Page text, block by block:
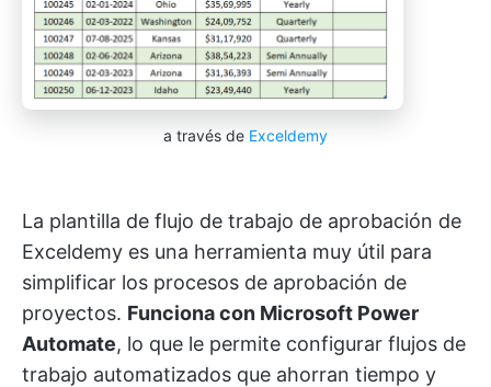
a través de Exceldemy
La plantilla de flujo de trabajo de aprobación de
Exceldemy es una herramienta muy útil para
simplificar los procesos de aprobación de
proyectos. Funciona con Microsoft Power
Automate, lo que le permite configurar flujos de
trabajo automatizados que ahorran tiempo y